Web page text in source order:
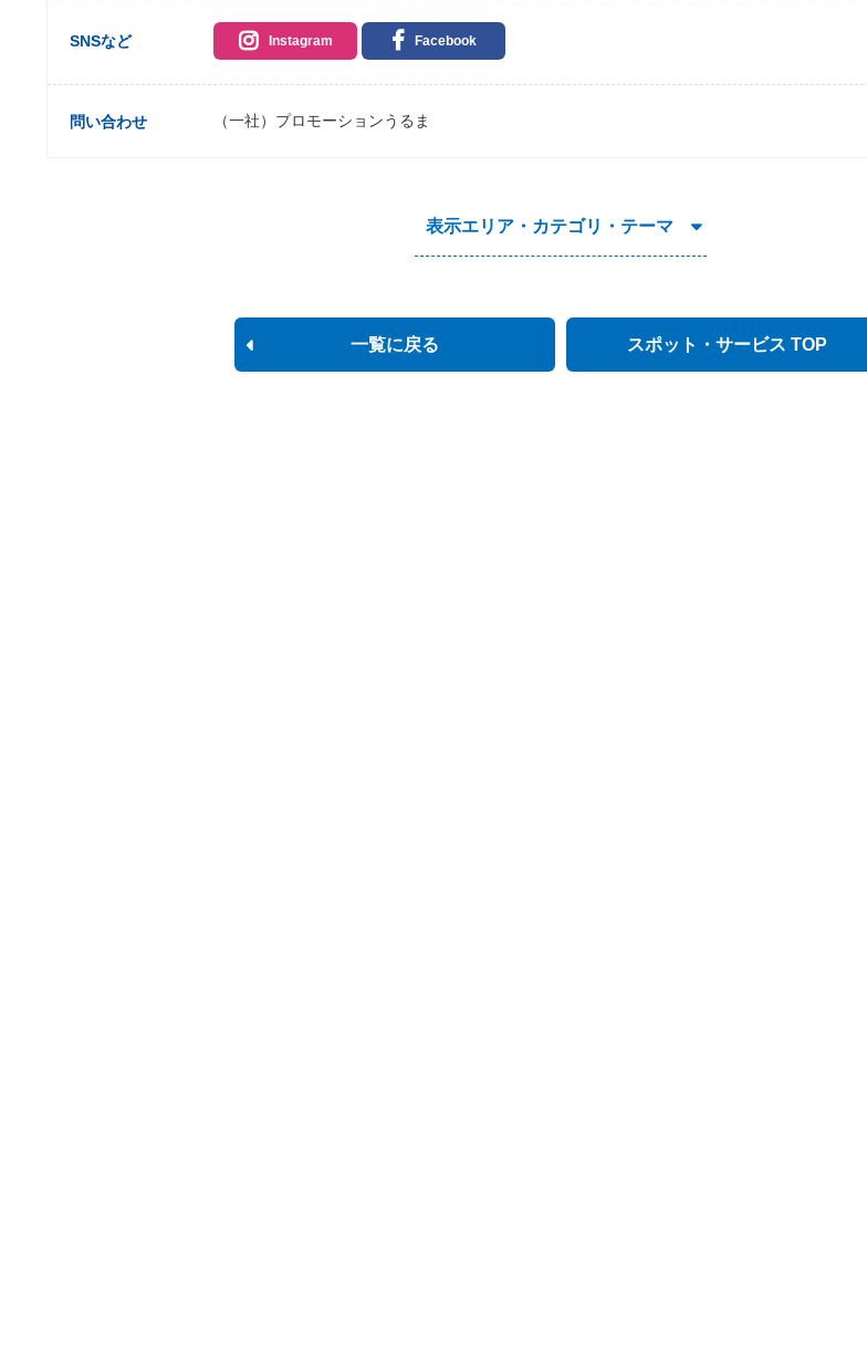
SNSなど Instagram Facebook
問い合わせ （一社）プロモーションうるま
表示エリア・カテゴリ・テーマ
一覧に戻る スポット・サービス TOP